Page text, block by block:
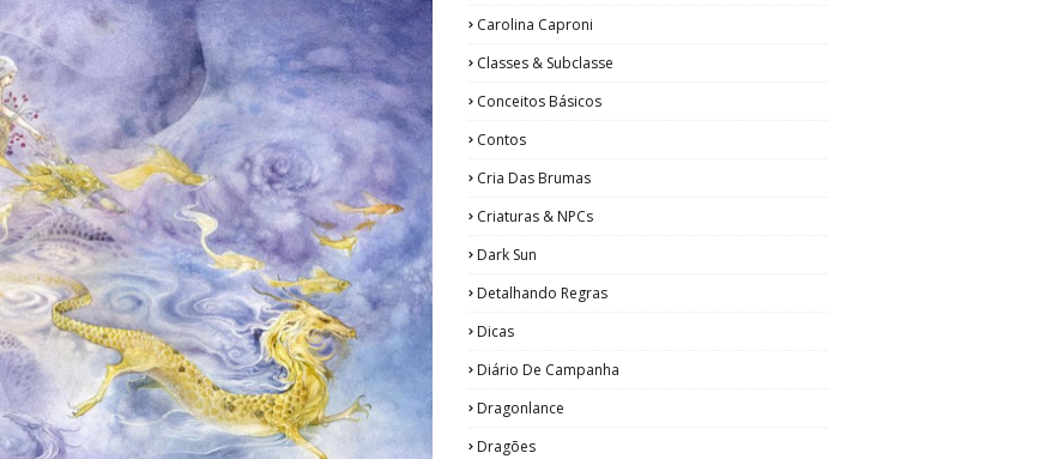
Carolina Caproni
Classes & Subclasse
Conceitos Básicos
Contos
Cria Das Brumas
Criaturas & NPCs
Dark Sun
Detalhando Regras
Dicas
Diário De Campanha
Dragonlance
Dragões